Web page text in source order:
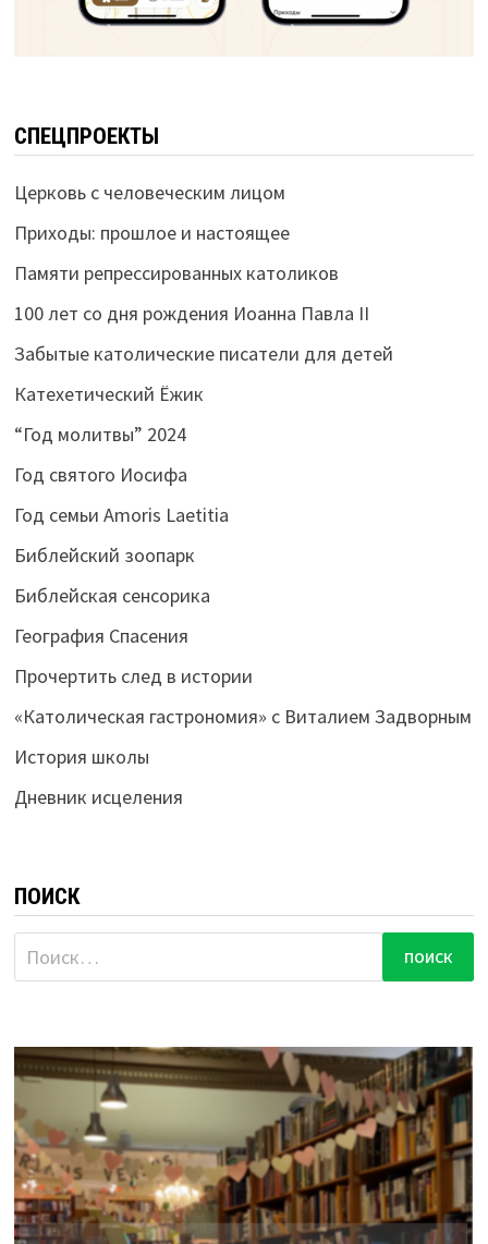
СПЕЦПРОЕКТЫ
Церковь с человеческим лицом
Приходы: прошлое и настоящее
Памяти репрессированных католиков
100 лет со дня рождения Иоанна Павла II
Забытые католические писатели для детей
Катехетический Ёжик
“Год молитвы” 2024
Год святого Иосифа
Год семьи Amoris Laetitia
Библейский зоопарк
Библейская сенсорика
География Спасения
Прочертить след в истории
«Католическая гастрономия» с Виталием Задворным
История школы
Дневник исцеления
ПОИСК
Найти: